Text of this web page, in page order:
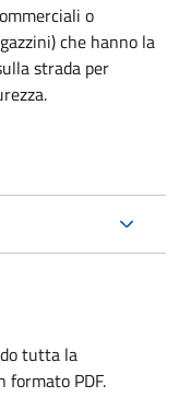
o
che hanno la
strada per
tutta la
formato PDF.